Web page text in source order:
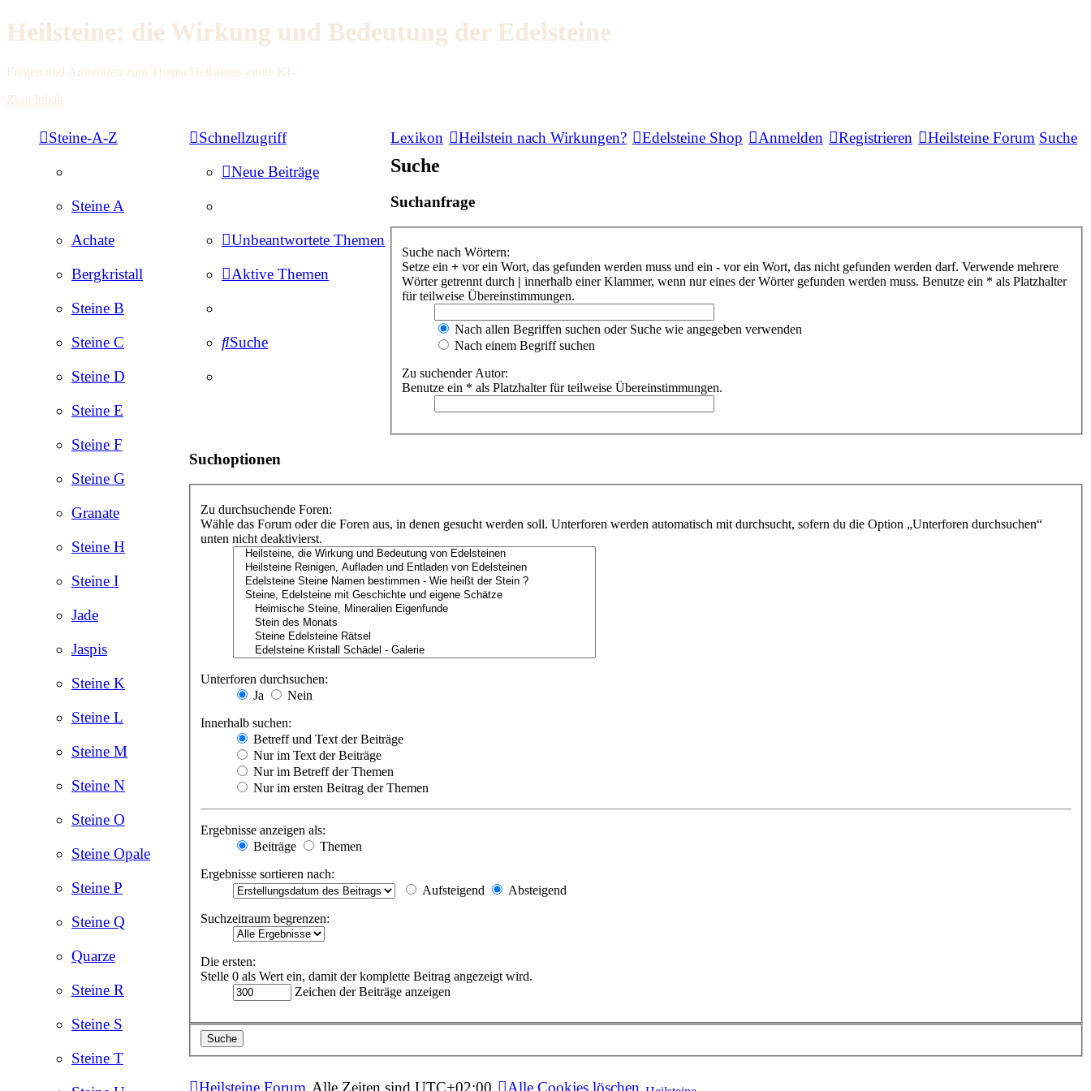
Heilsteine: die Wirkung und Bedeutung der Edelsteine
Fragen und Antworten zum Thema Heilsteine -ohne KI-
Zum Inhalt
Steine-A-Z
Steine A
Achate
Bergkristall
Steine B
Steine C
Steine D
Steine E
Steine F
Steine G
Granate
Steine H
Steine I
Jade
Jaspis
Steine K
Steine L
Steine M
Steine N
Steine O
Steine Opale
Steine P
Steine Q
Quarze
Steine R
Steine S
Steine T
Schnellzugriff
Neue Beiträge
Unbeantwortete Themen
Aktive Themen
Suche
Lexikon Heilstein nach Wirkungen? Edelsteine Shop Anmelden Registrieren Heilsteine Forum Suche
Suche
Suchanfrage
Suche nach Wörtern:
Setze ein + vor ein Wort, das gefunden werden muss und ein - vor ein Wort, das nicht gefunden werden darf. Verwende mehrere
Wörter getrennt durch | innerhalb einer Klammer, wenn nur eines der Wörter gefunden werden muss. Benutze ein * als Platzhalter
für teilweise Übereinstimmungen.
Nach allen Begriffen suchen oder Suche wie angegeben verwenden
Nach einem Begriff suchen
Zu suchender Autor:
Benutze ein * als Platzhalter für teilweise Übereinstimmungen.
Suchoptionen
Zu durchsuchende Foren:
Wähle das Forum oder die Foren aus, in denen gesucht werden soll. Unterforen werden automatisch mit durchsucht, sofern du die Option „Unterforen durchsuchen“
unten nicht deaktivierst.
Unterforen durchsuchen:
Ja
Nein
Innerhalb suchen:
Betreff und Text der Beiträge
Nur im Text der Beiträge
Nur im Betreff der Themen
Nur im ersten Beitrag der Themen
Ergebnisse anzeigen als:
Beiträge
Themen
Ergebnisse sortieren nach:
Aufsteigend
Absteigend
Suchzeitraum begrenzen:
Die ersten:
Stelle 0 als Wert ein, damit der komplette Beitrag angezeigt wird.
Zeichen der Beiträge anzeigen
Heilsteine Forum Alle Zeiten sind UTC+02:00 Alle Cookies löschen